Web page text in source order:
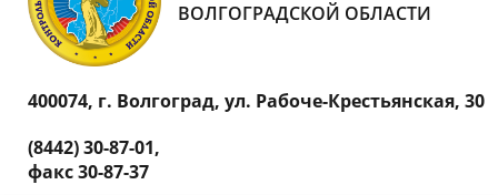
ВОЛГОГРАДСКОЙ ОБЛАСТИ
400074, г. Волгоград, ул. Рабоче-Крестьянская, 30
(8442) 30-87-01,
факс 30-87-37